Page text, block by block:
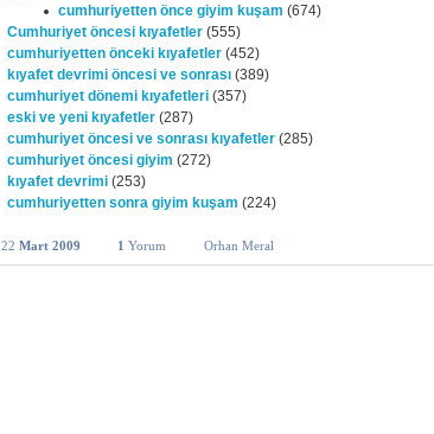
cumhuriyetten önce giyim kuşam (674)
Cumhuriyet öncesi kıyafetler (555)
cumhuriyetten önceki kıyafetler (452)
kıyafet devrimi öncesi ve sonrası (389)
cumhuriyet dönemi kıyafetleri (357)
eski ve yeni kıyafetler (287)
cumhuriyet öncesi ve sonrası kıyafetler (285)
cumhuriyet öncesi giyim (272)
kıyafet devrimi (253)
cumhuriyetten sonra giyim kuşam (224)
22 Mart 2009 1 Yorum Orhan Meral